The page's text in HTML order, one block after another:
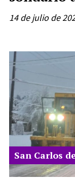
14 de julio de
San Carlos